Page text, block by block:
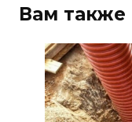
Вам также